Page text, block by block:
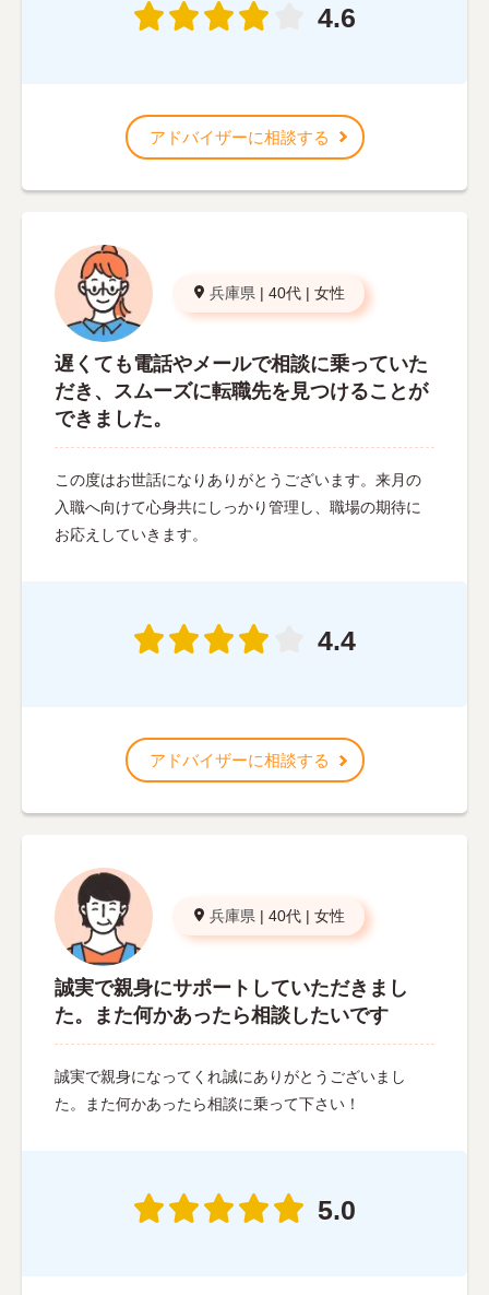
4.6
アドバイザーに相談する
兵庫県 | 40代 | 女性
遅くても電話やメールで相談に乗っていた
だき、スムーズに転職先を見つけることが
できました。
この度はお世話になりありがとうございます。来月の
入職へ向けて心身共にしっかり管理し、職場の期待に
お応えしていきます。
4.4
アドバイザーに相談する
兵庫県 | 40代 | 女性
誠実で親身にサポートしていただきまし
た。また何かあったら相談したいです
誠実で親身になってくれ誠にありがとうございまし
た。また何かあったら相談に乗って下さい！
5.0